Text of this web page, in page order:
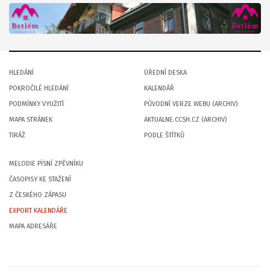
HLEDÁNÍ
POKROČILÉ HLEDÁNÍ
PODMÍNKY VYUŽITÍ
MAPA STRÁNEK
TIRÁŽ
ÚŘEDNÍ DESKA
KALENDÁŘ
PŮVODNÍ VERZE WEBU (ARCHIV)
AKTUALNE.CCSH.CZ (ARCHIV)
PODLE ŠTÍTKŮ
MELODIE PÍSNÍ ZPĚVNÍKU
ČASOPISY KE STAŽENÍ
Z ČESKÉHO ZÁPASU
EXPORT KALENDÁŘE
MAPA ADRESÁŘE